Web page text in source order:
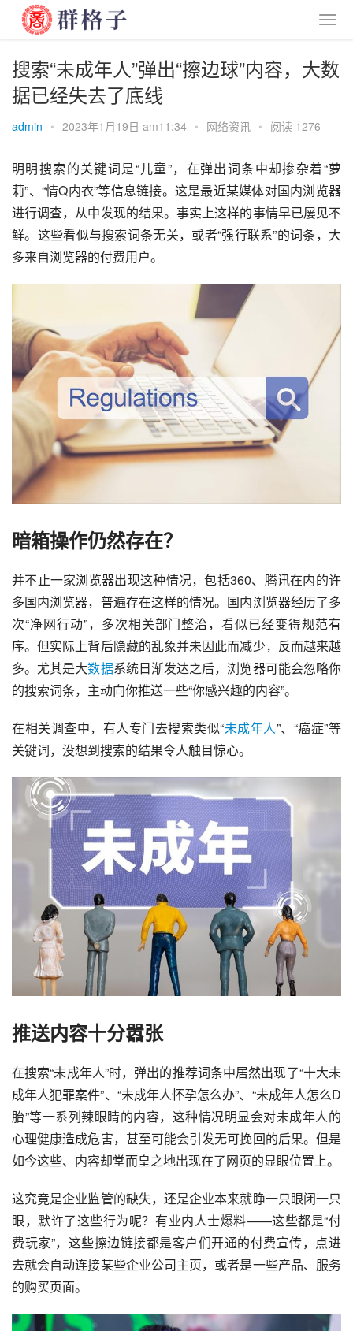
搜索“未成年人”弹出“擦边球”内容，大数
据已经失去了底线
admin • 2023年1月19日 am11:34 • 网络资讯 • 阅读 1276
明明搜索的关键词是“儿童”，在弹出词条中却掺杂着“萝
莉”、“情Q内衣”等信息链接。这是最近某媒体对国内浏览器
进行调查，从中发现的结果。事实上这样的事情早已屡见不
鲜。这些看似与搜索词条无关，或者“强行联系”的词条，大
多来自浏览器的付费用户。
暗箱操作仍然存在？
并不止一家浏览器出现这种情况，包括360、 腾讯在内的许
多国内浏览器，普遍存在这样的情况。国内浏览器经历了多
次“净网行动”，多次相关部门整治，看似已经变得规范有
序。但实际上背后隐藏的乱象并未因此而减少，反而越来越
多。尤其是大数据系统日渐发达之后，浏览器可能会忽略你
的搜索词条，主动向你推送一些“你感兴趣的内容”。
在相关调查中，有人专门去搜索类似“未成年人”、“癌症”等
关键词，没想到搜索的结果令人触目惊心。
推送内容十分嚣张
在搜索“未成年人”时，弹出的推荐词条中居然出现了“十大未
成年人犯罪案件”、“未成年人怀孕怎么办”、“未成年人怎么D
胎”等一系列辣眼睛的内容，这种情况明显会对未成年人的
心理健康造成危害，甚至可能会引发无可挽回的后果。但是
如今这些、内容却堂而皇之地出现在了网页的显眼位置上。
这究竟是企业监管的缺失，还是企业本来就睁一只眼闭一只
眼，默许了这些行为呢？有业内人士爆料——这些都是“付
费玩家”，这些擦边链接都是客户们开通的付费宣传，点进
去就会自动连接某些企业公司主页，或者是一些产品、服务
的购买页面。